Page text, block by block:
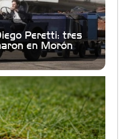
Peretti: tres
en Morón